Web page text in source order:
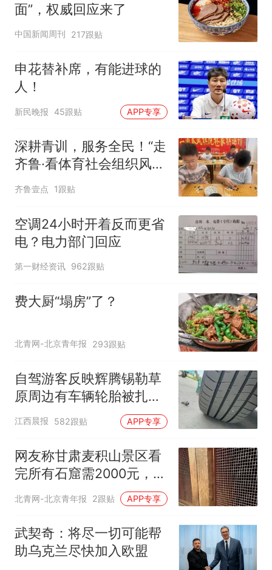
面”，权威回应来了
中国新闻周刊 217跟贴
申花替补席，有能进球的
人！
新民晚报 45跟贴 APP专享
深耕青训，服务全民！“走
齐鲁·看体育社会组织风
采”走进沂水
齐鲁壹点 1跟贴
空调24小时开着反而更省
电？电力部门回应
第一财经资讯 962跟贴
费大厨“塌房”了？
北青网-北京青年报 293跟贴
自驾游客反映辉腾锡勒草
原周边有车辆轮胎被扎，
修理店铺换胎价格高达千
元，官方发布情况通报
江西晨报 582跟贴 APP专享
网友称甘肃麦积山景区看
完所有石窟需2000元，景
区：部分石窟受特别保
北青网-北京青年报 2跟贴 APP专享
武契奇：将尽一切可能帮
助乌克兰尽快加入欧盟